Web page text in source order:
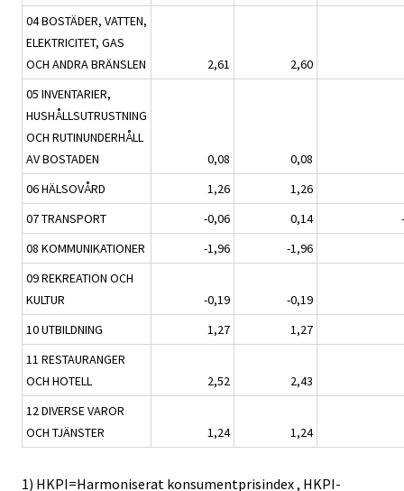
04 BOSTÄDER, VATTEN,
ELEKTRICITET, GAS
OCH ANDRA BRÄNSLEN
2,61
2,60
05 INVENTARIER,
HUSHÅLLSUTRUSTNING
OCH RUTINUNDERHÅLL
AV BOSTADEN
0,08
0,08
06 HÄLSOVÅRD
1,26
1,26
07 TRANSPORT
-0,06 0,14
08 KOMMUNIKATIONER
-1,96
-1,96
09 REKREATION OCH
KULTUR
-0,19
-0,19
10 UTBILDNING
1,27
1,27
11 RESTAURANGER
OCH HOTELL
2,52
2,43
12 DIVERSE VAROR
OCH TJÄNSTER
1,24 1,24
1) HKPI=Harmoniserat konsumentprisindex , HKPI-